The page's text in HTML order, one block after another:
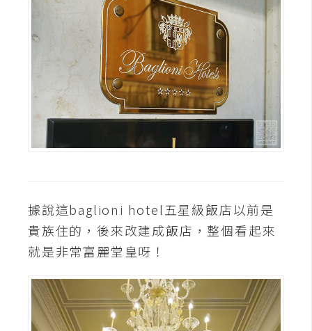
據說這baglioni hotel五星級飯店以前是
貴族住的，後來改建成飯店，整個看起來
就是非常富麗堂皇呀！